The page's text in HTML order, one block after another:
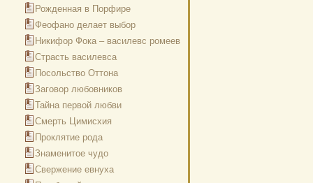
Рожденная в Порфире
Феофано делает выбор
Никифор Фока – василевс ромеев
Страсть василевса
Посольство Оттона
Заговор любовников
Тайна первой любви
Смерть Цимисхия
Проклятие рода
Знаменитое чудо
Свержение евнуха